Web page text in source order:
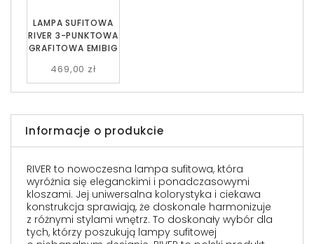
LAMPA SUFITOWA
RIVER 3-PUNKTOWA
GRAFITOWA EMIBIG
469,00 zł
Informacje o produkcie
RIVER to nowoczesna lampa sufitowa, która
wyróżnia się eleganckimi i ponadczasowymi
kloszami. Jej uniwersalna kolorystyka i ciekawa
konstrukcja sprawiają, że doskonale harmonizuje
z różnymi stylami wnętrz. To doskonały wybór dla
tych, którzy poszukują lampy sufitowej